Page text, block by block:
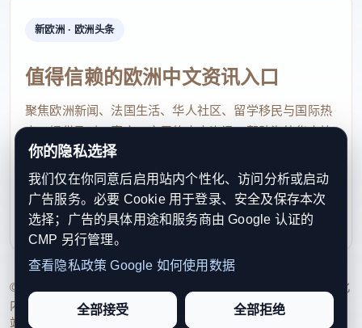
新欧洲 · 欧洲头条
值得信赖的欧洲中文资讯入口
聚焦欧洲新闻、法国生活、华人社区、留学移民与国际热
点，提供及时、真实、实用的中文资讯，帮助海外华人快
速了解欧洲动态。
contact@xinouzhou.com
服务支持、版权与合作：工作日优先处理站务、投稿与权
利通知
© 2026 新欧洲·欧洲头条. All Rights Reserved. 本网站持续优化
内容透明度、联系方式与用户权利说明，以提升品牌信任感和
站点完整度。
你的隐私选择
我们仅在你同意后启用站内个性化、访问分析或启动
广告服务。必要 Cookie 用于登录、安全及保存本次
选择；广告的具体用途和服务商由 Google 认证的
CMP 另行管理。
查看隐私政策 Google 如何使用数据
全部接受 全部拒绝